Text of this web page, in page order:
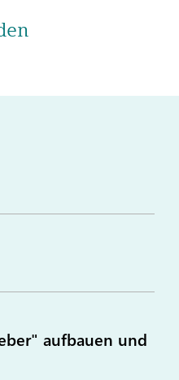
aufbauen und